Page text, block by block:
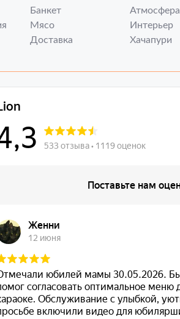
Банкет
Атмосфера
Мясо
Интерьер
Доставка
Хачапури